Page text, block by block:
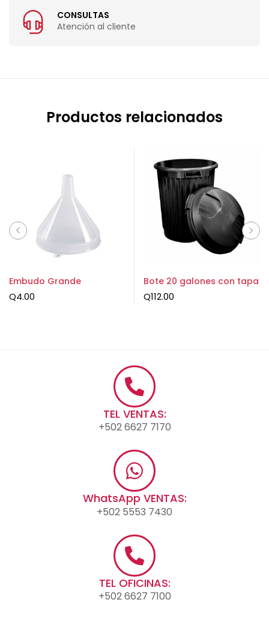
CONSULTAS
Atención al cliente
Productos relacionados
Embudo Grande
Q4.00
Bote 20 galones con tapa
Q112.00
TEL VENTAS:
+502 6627 7170
WhatsApp VENTAS:
+502 5553 7430
TEL OFICINAS:
+502 6627 7100